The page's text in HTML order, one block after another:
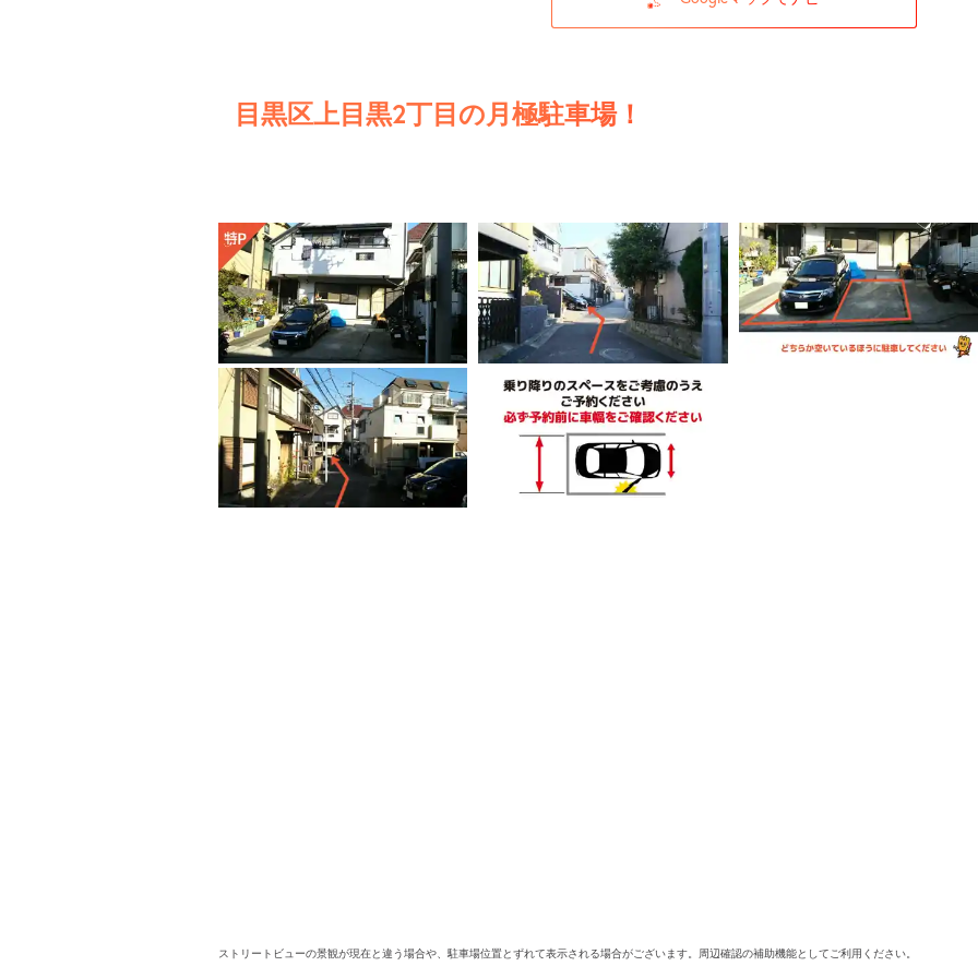
目黒区上目黒2丁目の月極駐車場！
ストリートビューの景観が現在と違う場合や、駐車場位置とずれて表示される場合がございます。周辺確認の補助機能としてご利用ください。